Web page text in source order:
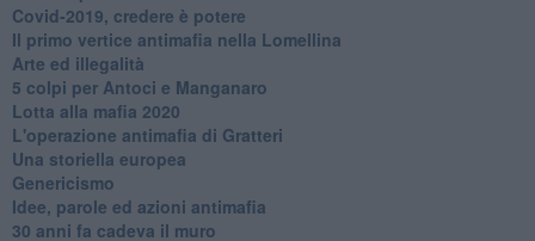
Covid-2019, credere è potere
Il primo vertice antimafia nella Lomellina
Arte ed illegalità
​5 colpi per Antoci e Manganaro
Lotta alla mafia 2020
L'operazione antimafia di Gratteri
Una storiella europea
Genericismo
Idee, parole ed azioni antimafia
30 anni fa cadeva il muro